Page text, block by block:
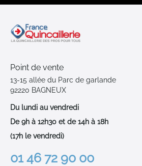
Point de vente
13-15 allée du Parc de garlande
92220 BAGNEUX
Du lundi au vendredi
De 9h à 12h30 et de 14h à 18h
(17h le vendredi)
01 46 72 90 00